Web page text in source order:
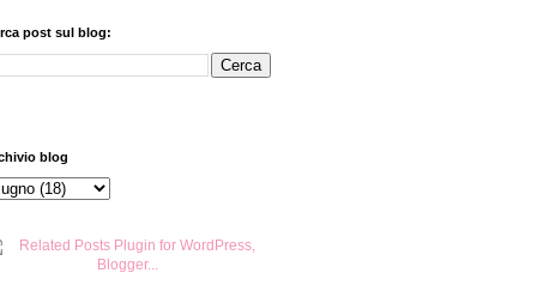
post sul blog:
blog